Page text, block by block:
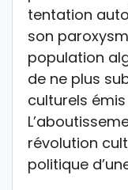
tentation
son
population
de ne plus
culturels
révolution
politique